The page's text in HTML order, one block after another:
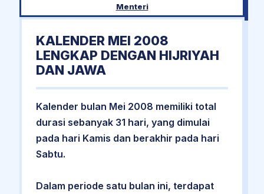
Menteri
KALENDER MEI 2008
LENGKAP DENGAN HIJRIYAH
DAN JAWA
Kalender bulan Mei 2008 memiliki total
durasi sebanyak 31 hari, yang dimulai
pada hari Kamis dan berakhir pada hari
Sabtu.
Dalam periode satu bulan ini, terdapat